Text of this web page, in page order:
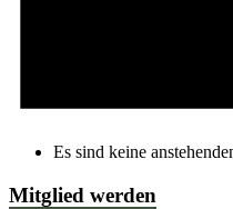
Es sind keine
Mitglied werden